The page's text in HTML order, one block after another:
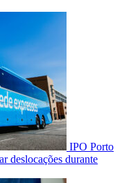
IPO Porto
deslocações durante